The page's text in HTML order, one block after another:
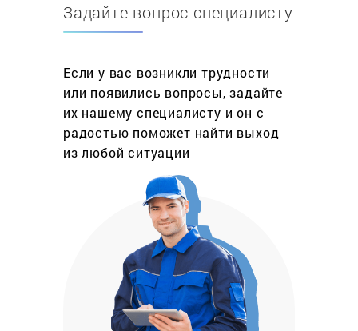
отличном качестве, прогноз погоды, фотографии
и даже пародировать знаменитых актеров.
Но как бы бережно ни относились к технике, она
со временем имеет свойство приходить в
неисправность. Ситуация эта, конечно,
пренеприятнейшая и единственным выходом из
нее является ремонт караоке в мастерской.
Смеем Вас заверить, что в мастерской
«ФедеральныйРемонт» работают лишь
профессионалы, которые выполняют свою
работу быстро и качественно. Доверив свою
технику нам, Вы можете быть уверены, что
ремонт караоке Lg, Ast или другой марки будет
проведен на высшем уровне. И если нужно будет
заменить какую-либо деталь, мы используем для
Задайте вопрос специалисту
Если у вас возникли трудности
или появились вопросы, задайте
их нашему специалисту и он с
радостью поможет найти выход
из любой ситуации